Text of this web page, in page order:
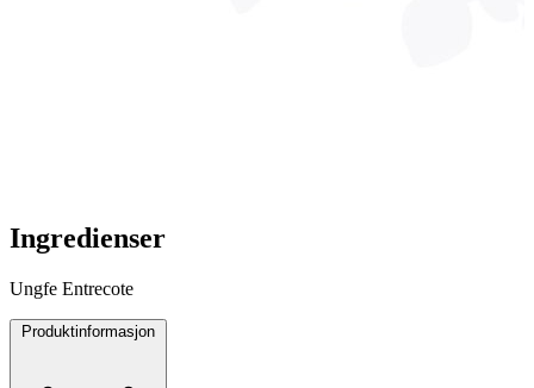
Ingredienser
Ungfe Entrecote
Produktinformasjon